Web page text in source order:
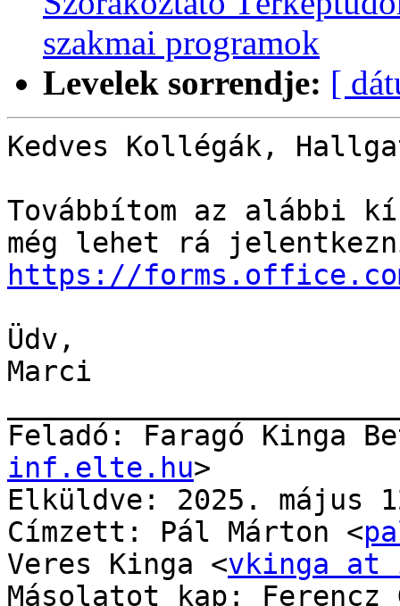
szakmai programok
Levelek sorrendje: [
Kedves Kollégák,
Továbbítom az alábbi
https://forms.office.com/
Üdv,
Marci
Feladó: Faragó Kinga
inf.elte.hu>
Elküldve: 2025. május
Címzett: Pál Márton <
Veres Kinga <vkinga
Másolatot kap: Ferencz